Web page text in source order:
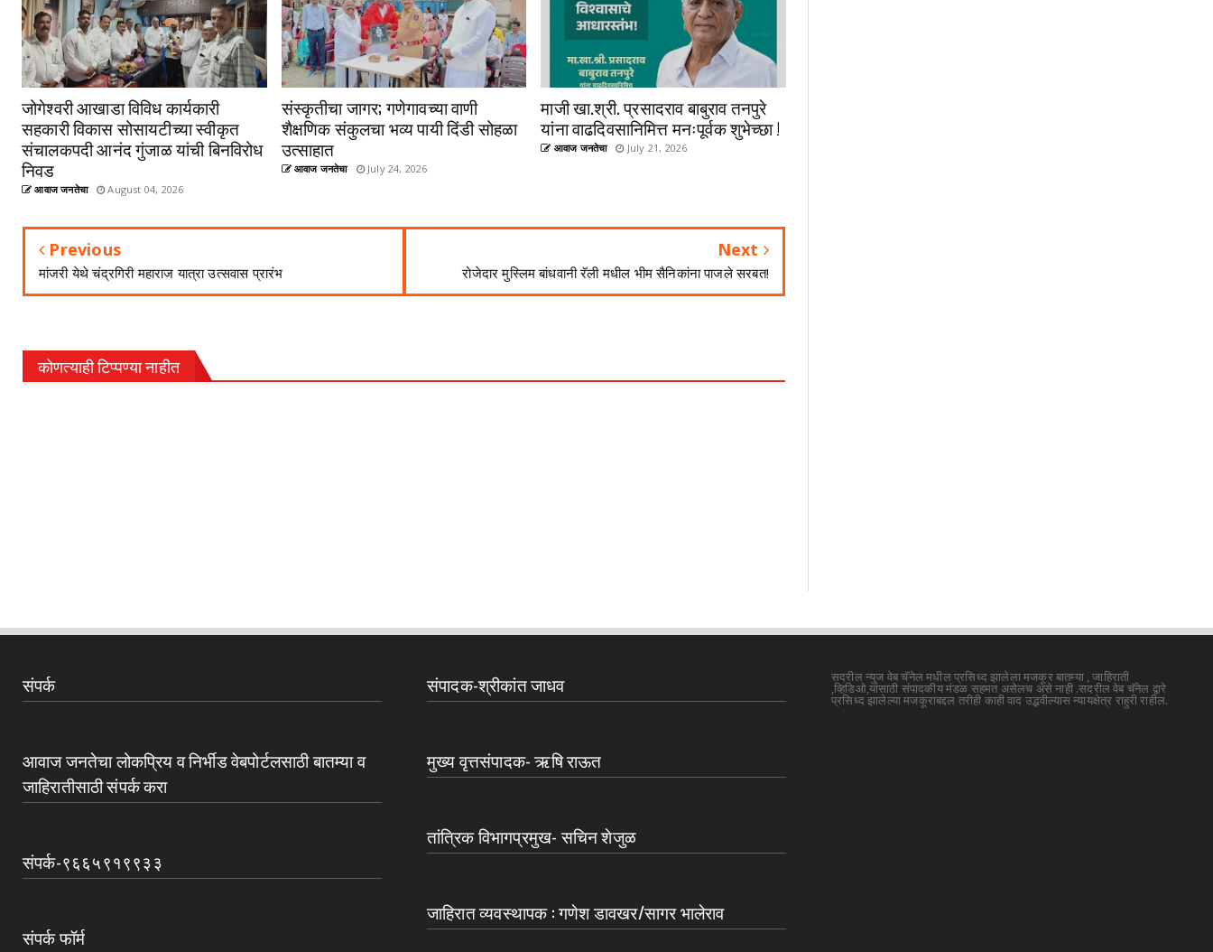
जोगेश्वरी आखाडा विविध कार्यकारी
सहकारी विकास सोसायटीच्या स्वीकृत
संचालकपदी आनंद गुंजाळ यांची बिनविरोध
निवड
आवाज जनतेचा August 04, 2026
संस्कृतीचा जागर; गणेगावच्या वाणी
शैक्षणिक संकुलचा भव्य पायी दिंडी सोहळा
उत्साहात
आवाज जनतेचा July 24, 2026
माजी खा.श्री. प्रसादराव बाबुराव तनपुरे
यांना वाढदिवसानिमित्त मनःपूर्वक शुभेच्छा !
आवाज जनतेचा July 21, 2026
Previous
मांजरी येथे चंद्रगिरी महाराज यात्रा उत्सवास प्रारंभ
Next
रोजेदार मुस्लिम बांधवानी रॅली मधील भीम सैनिकांना पाजले सरबत!
कोणत्याही टिप्पण्‍या नाहीत
संपर्क
आवाज जनतेचा लोकप्रिय व निर्भीड वेबपोर्टलसाठी बातम्या व
जाहिरातीसाठी संपर्क करा
संपर्क-९६६५९१९९३३
संपर्क फॉर्म
संपादक-श्रीकांत जाधव
मुख्य वृत्तसंपादक- ऋषि राऊत
तांत्रिक विभागप्रमुख- सचिन शेजुळ
जाहिरात व्यवस्थापक : गणेश डावखर/सागर भालेराव
सदरील न्युज वेब चॅनेल मधील प्रसिध्द झालेला मजकूर बातम्या , जाहिराती
,व्हिडिओ,यांसाठी संपादकीय मंडळ सहमत असेलच असे नाही .सदरील वेब चॅनेल द्वारे
प्रसिध्द झालेल्या मजकूराबद्दल तरीही काही वाद उद्भवील्यास न्यायक्षेत्र राहुरी राहील.